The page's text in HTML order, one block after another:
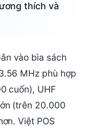
thích và
vào bìa sách
MHz phù hợp
cuốn), UHF
(trên 20.000
Việt POS